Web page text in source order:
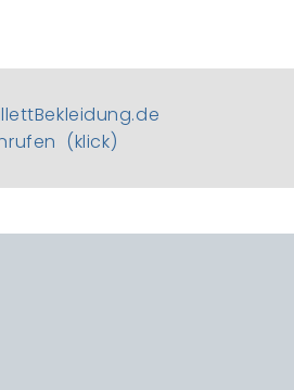
(klick)